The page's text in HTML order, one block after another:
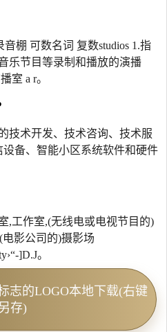
棚 可数名词 复数studios 1.指
乐节目等录制和播放的演播
室 a r。
技术开发、技术咨询、技术服
备、智能小区系统软件和硬件
,工作室,(无线电或电视节目的)
影公司的)摄影场
]D.J。
志的LOGO本地下载(右键
存)